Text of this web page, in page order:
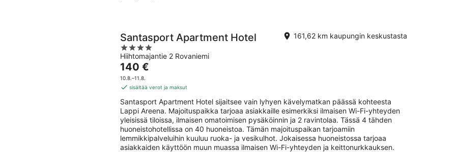
Santasport Apartment Hotel
4
out
of
5
Hiihtomajantie 2 Rovaniemi
161,62 km kaupungin keskustasta
Hinta
on
140 €
yö
140 €
10.8.–11.8.
sisältää verot ja maksut
Santasport Apartment Hotel sijaitsee vain lyhyen kävelymatkan päässä kohteesta
Lappi Areena. Majoituspaikka tarjoaa asiakkaille esimerkiksi ilmaisen Wi-Fi-yhteyden
yleisissä tiloissa, ilmaisen omatoimisen pysäköinnin ja 2 ravintolaa. Tässä 4 tähden
huoneistohotellissa on 40 huoneistoa. Tämän majoituspaikan tarjoamiin
lemmikkipalveluihin kuuluu ruoka- ja vesikulhot. Jokaisessa huoneistossa tarjoaa
asiakkaiden käyttöön muun muassa ilmaisen Wi-Fi-yhteyden ja keittonurkkauksen.